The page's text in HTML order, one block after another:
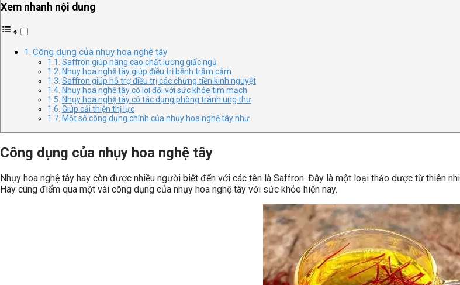
Xem nhanh nội dung
Công dụng của nhụy hoa nghệ tây
Saffron giúp nâng cao chất lượng giấc ngủ
Nhụy hoa nghệ tây giúp điều trị bệnh trầm cảm
Saffron giúp hỗ trợ điều trị các chứng tiền kinh nguyệt
Nhụy hoa nghệ tây có lợi đối với sức khỏe tim mạch
Nhụy hoa nghệ tây có tác dụng phòng tránh ung thư
Giúp cải thiện thị lực
Một số công dụng chính của nhụy hoa nghệ tây như
Công dụng của nhụy hoa nghệ tây
Nhụy hoa nghệ tây hay còn được nhiều người biết đến với các tên là Saffron. Đây là một loại thảo dược từ thiên
Hãy cùng điểm qua một vài công dụng của nhụy hoa nghệ tây với sức khỏe hiện nay.